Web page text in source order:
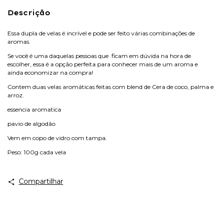
Descrição
Essa dupla de velas é incrível e pode ser feito várias combinações de
aromas.
Se você é uma daquelas pessoas que ficam em dúvida na hora de
escolher, essa é a opção perfeita para conhecer mais de um aroma e
ainda economizar na compra!
Contem duas velas aromáticas feitas com blend de Cera de coco, palma e
arroz.
essencia aromatica
pavio de algodão
Vem em copo de vidro com tampa.
Peso: 100g cada vela
Compartilhar